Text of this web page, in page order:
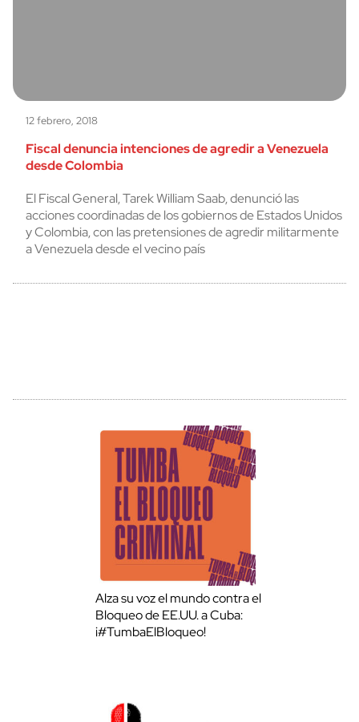
12 febrero, 2018
Fiscal denuncia intenciones de agredir a Venezuela
desde Colombia
El Fiscal General, Tarek William Saab, denunció las
acciones coordinadas de los gobiernos de Estados Unidos
y Colombia, con las pretensiones de agredir militarmente
a Venezuela desde el vecino país
Alza su voz el mundo contra el
Bloqueo de EE.UU. a Cuba:
¡#TumbaElBloqueo!